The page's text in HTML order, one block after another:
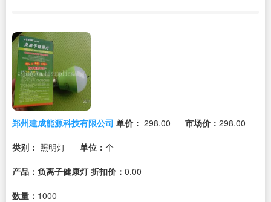
郑州建成能源科技有限公司 单价： 298.00 市场价： 298.00
类别： 照明灯 单位： 个
产品：负离子健康灯 折扣价： 0.00
数量： 1000